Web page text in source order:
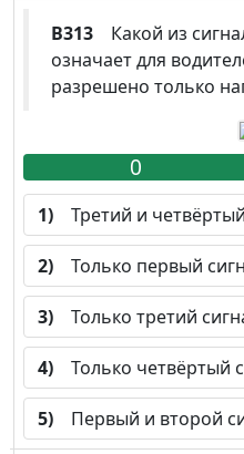
B313 Какой из
означает для
разрешено только
0
1) Третий и
2) Только первый
3) Только третий
4) Только четвёртый
5) Первый и второй